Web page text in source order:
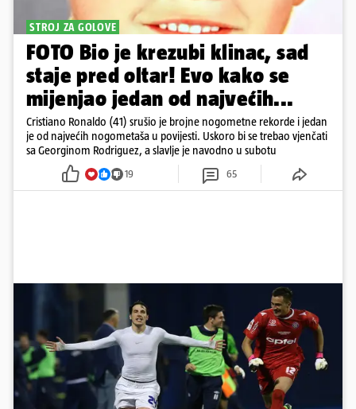
STROJ ZA GOLOVE
FOTO Bio je krezubi klinac, sad
staje pred oltar! Evo kako se
mijenjao jedan od najvećih...
Cristiano Ronaldo (41) srušio je brojne nogometne rekorde i jedan
je od najvećih nogometaša u povijesti. Uskoro bi se trebao vjenčati
sa Georginom Rodriguez, a slavlje je navodno u subotu
19 65